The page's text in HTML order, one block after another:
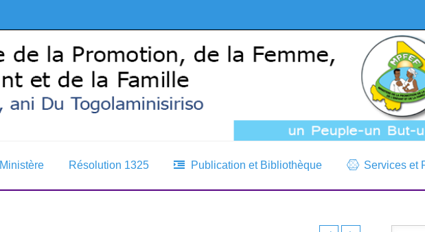
Ministère Résolution 1325 Publication et Bibliothèque Services et